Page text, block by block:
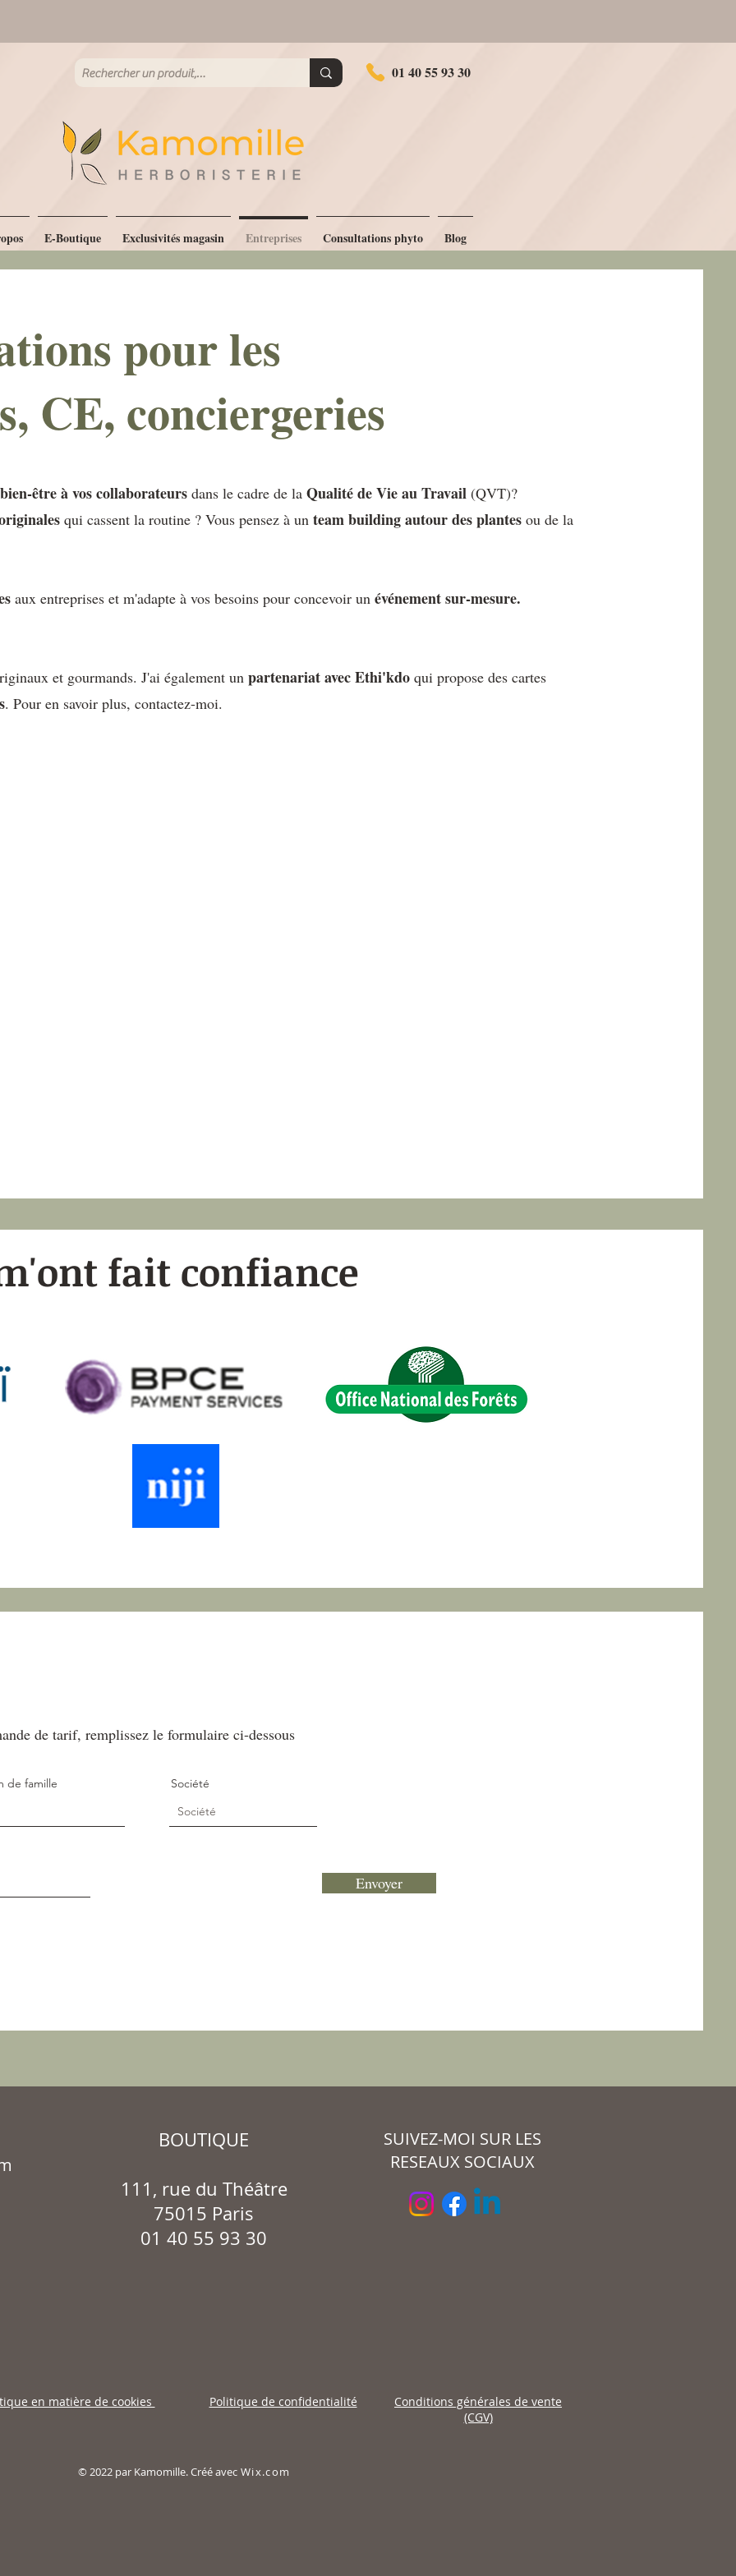
01 40 55 93 30
E-Boutique Exclusivités magasin Entreprises Consultations phyto Blog
pour les
CE, conciergeries
être à vos collaborateurs dans le cadre de la Qualité de Vie au Travail (QVT)?
qui cassent la routine ? Vous pensez à un team building autour des plantes ou de la
aux entreprises et m'adapte à vos besoins pour concevoir un événement sur-mesure.
et gourmands. J'ai également un partenariat avec Ethi'kdo qui propose des cartes
. Pour en savoir plus, contactez-moi.
fait confiance
de tarif, remplissez le formulaire ci-dessous
de famille Société
Envoyer
BOUTIQUE
111, rue du Théâtre
75015 Paris
01 40 55 93 30
SUIVEZ-MOI SUR LES
RESEAUX SOCIAUX
en matière de cookies Politique de confidentialité
Conditions générales de vente
(CGV)
© 2022 par Kamomille. Créé avec Wix.com